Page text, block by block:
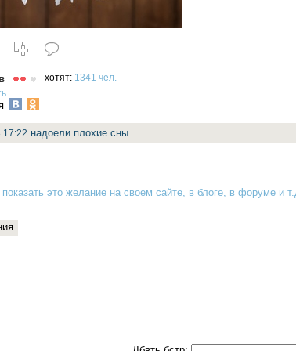
хотят: 1341 чел.
17:22 надоели плохие сны
это желание на своем сайте, в блоге, в форуме и